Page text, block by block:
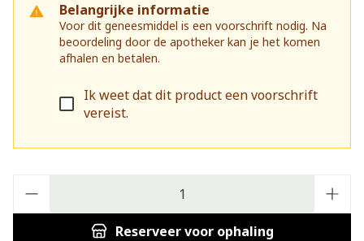
Belangrijke informatie
Voor dit geneesmiddel is een voorschrift nodig. Na
beoordeling door de apotheker kan je het komen
afhalen en betalen.
Ik weet dat dit product een voorschrift
vereist.
Reserveervoor ophaling